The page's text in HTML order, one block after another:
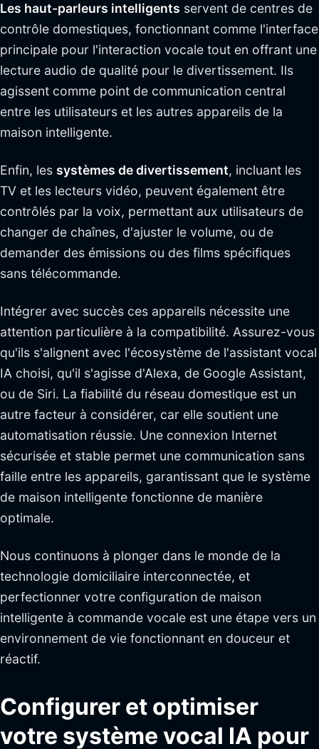
Les haut-parleurs intelligents servent de centres de
contrôle domestiques, fonctionnant comme l'interface
principale pour l'interaction vocale tout en offrant une
lecture audio de qualité pour le divertissement. Ils
agissent comme point de communication central
entre les utilisateurs et les autres appareils de la
maison intelligente.
Enfin, les systèmes de divertissement, incluant les
TV et les lecteurs vidéo, peuvent également être
contrôlés par la voix, permettant aux utilisateurs de
changer de chaînes, d'ajuster le volume, ou de
demander des émissions ou des films spécifiques
sans télécommande.
Intégrer avec succès ces appareils nécessite une
attention particulière à la compatibilité. Assurez-vous
qu'ils s'alignent avec l'écosystème de l'assistant vocal
IA choisi, qu'il s'agisse d'Alexa, de Google Assistant,
ou de Siri. La fiabilité du réseau domestique est un
autre facteur à considérer, car elle soutient une
automatisation réussie. Une connexion Internet
sécurisée et stable permet une communication sans
faille entre les appareils, garantissant que le système
de maison intelligente fonctionne de manière
optimale.
Nous continuons à plonger dans le monde de la
technologie domiciliaire interconnectée, et
perfectionner votre configuration de maison
intelligente à commande vocale est une étape vers un
environnement de vie fonctionnant en douceur et
réactif.
Configurer et optimiser
votre système vocal IA pour